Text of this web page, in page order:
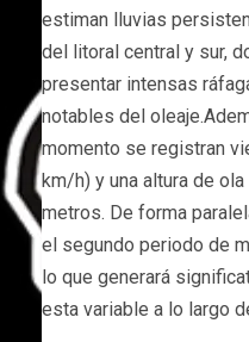
estiman lluvias
del litoral central y sur,
presentar intensas
notables del
momento se registran
km/h) y una altura de
metros. De forma
el segundo periodo de
lo que generará
esta variable a lo largo